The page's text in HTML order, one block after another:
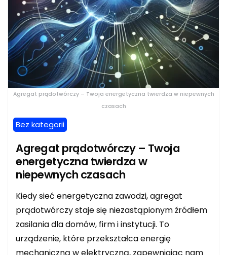
Agregat prądotwórczy – Twoja energetyczna twierdza w niepewnych
czasach
Bez kategorii
Agregat prądotwórczy – Twoja
energetyczna twierdza w
niepewnych czasach
Kiedy sieć energetyczna zawodzi, agregat
prądotwórczy staje się niezastąpionym źródłem
zasilania dla domów, firm i instytucji. To
urządzenie, które przekształca energię
mechaniczną w elektryczną, zapewniając nam